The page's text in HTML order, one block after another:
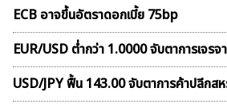
ECB อาจขึ้นอัตราดอกเบี้ย 75bp
EUR/USD ต่ำกว่า 1.0000 จับตาการเจรจ
USD/JPY ฟื้น 143.00 จับตาการค้าปลีกส